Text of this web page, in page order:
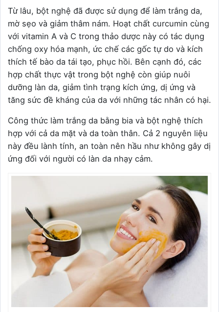
Từ lâu, bột nghệ đã được sử dụng để làm trắng da,
mờ sẹo và giảm thâm nám. Hoạt chất curcumin cùng
với vitamin A và C trong thảo dược này có tác dụng
chống oxy hóa mạnh, ức chế các gốc tự do và kích
thích tế bào da tái tạo, phục hồi. Bên cạnh đó, các
hợp chất thực vật trong bột nghệ còn giúp nuôi
dưỡng làn da, giảm tình trạng kích ứng, dị ứng và
tăng sức đề kháng của da với những tác nhân có hại.
Công thức làm trắng da bằng bia và bột nghệ thích
hợp với cả da mặt và da toàn thân. Cả 2 nguyên liệu
này đều lành tính, an toàn nên hầu như không gây dị
ứng đối với người có làn da nhạy cảm.